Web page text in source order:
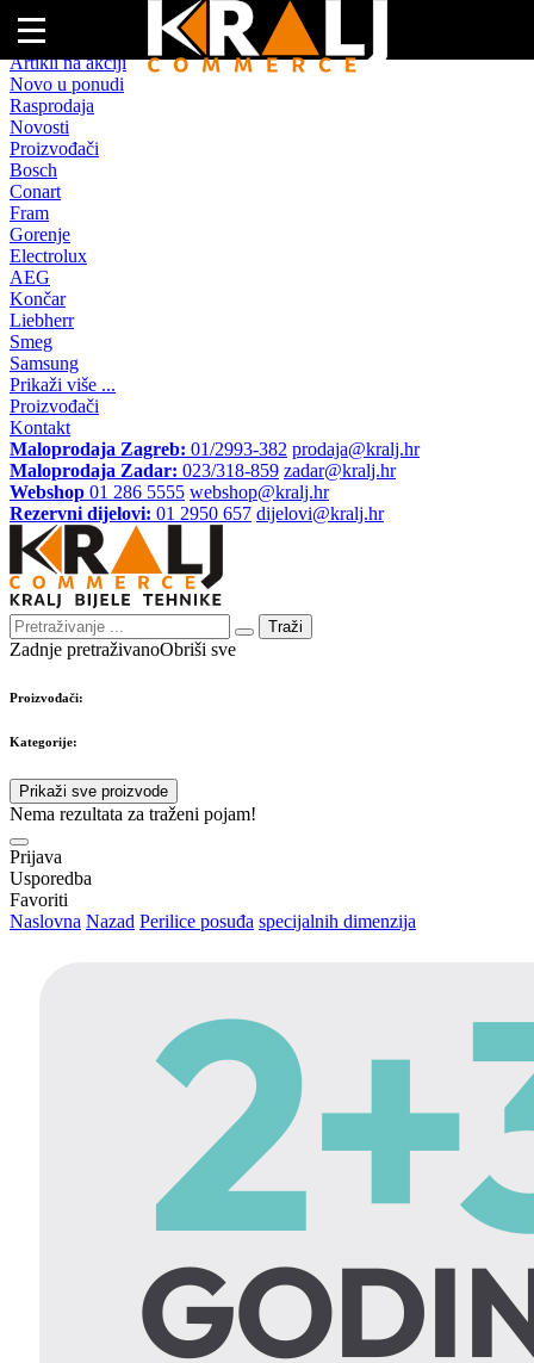
Naslovna
Artikli na akciji
Novo u ponudi
Rasprodaja
Novosti
Proizvođači
Bosch
Conart
Fram
Gorenje
Electrolux
AEG
Končar
Liebherr
Smeg
Samsung
Prikaži više ...
Proizvođači
Kontakt
Maloprodaja Zagreb: 01/2993-382 prodaja@kralj.hr
Maloprodaja Zadar: 023/318-859 zadar@kralj.hr
Webshop 01 286 5555 webshop@kralj.hr
Rezervni dijelovi: 01 2950 657 dijelovi@kralj.hr
Traži
Zadnje pretraživanoObriši sve
Proizvođači:
Kategorije:
Prikaži sve proizvode
Nema rezultata za traženi pojam!
Prijava
Usporedba
Favoriti
Naslovna Nazad Perilice posuđa specijalnih dimenzija